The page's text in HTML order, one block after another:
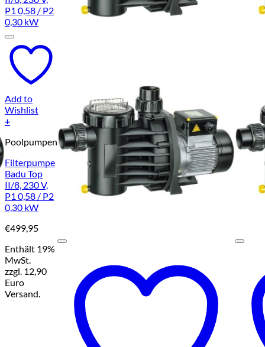
Add to
Wishlist
+
Poolpumpen
Filterpumpe
Badu Top
II/8, 230 V,
P1 0,58 / P2
0,30 kW
€499,95
Enthält 19%
MwSt.
zzgl. 12,90
Euro
Versand.